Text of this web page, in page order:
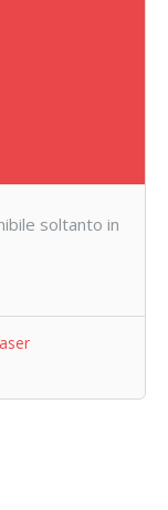
soltanto in